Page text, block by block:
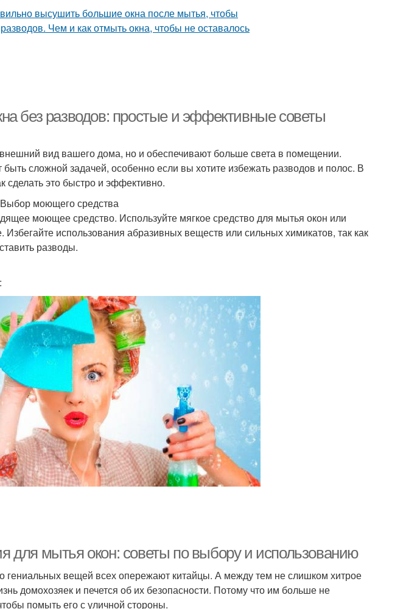
без разводов: простые и эффективные советы
вид вашего дома, но и обеспечивают больше света в помещении.
сложной задачей, особенно если вы хотите избежать разводов и полос. В
сделать это быстро и эффективно.
моющего средства
моющее средство. Используйте мягкое средство для мытья окон или
использования абразивных веществ или сильных химикатов, так как
разводы.
для мытья окон: советы по выбору и использованию
гениальных вещей всех опережают китайцы. А между тем не слишком хитрое
домохозяек и печется об их безопасности. Потому что им больше не
помыть его с уличной стороны.